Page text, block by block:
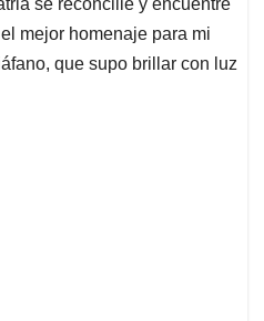
se reconcilie y encuentre
mejor homenaje para mi
que supo brillar con luz